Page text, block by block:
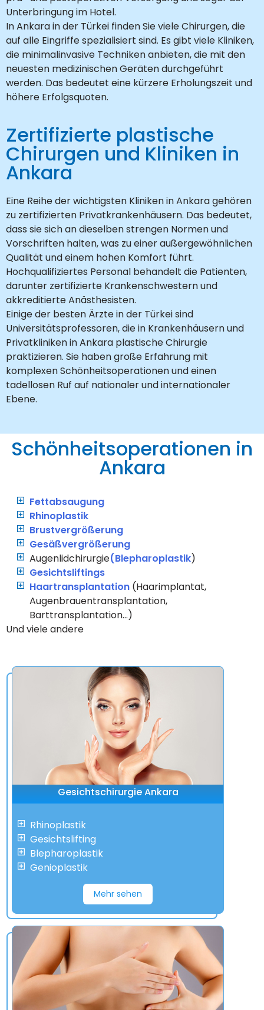
Unterbringung im Hotel.
In Ankara in der Türkei finden Sie viele Chirurgen, die
auf alle Eingriffe spezialisiert sind. Es gibt viele Kliniken,
die minimalinvasive Techniken anbieten, die mit den
neuesten medizinischen Geräten durchgeführt
werden. Das bedeutet eine kürzere Erholungszeit und
höhere Erfolgsquoten.
Zertifizierte plastische
Chirurgen und Kliniken in
Ankara
Eine Reihe der wichtigsten Kliniken in Ankara gehören
zu zertifizierten Privatkrankenhäusern. Das bedeutet,
dass sie sich an dieselben strengen Normen und
Vorschriften halten, was zu einer außergewöhnlichen
Qualität und einem hohen Komfort führt.
Hochqualifiziertes Personal behandelt die Patienten,
darunter zertifizierte Krankenschwestern und
akkreditierte Anästhesisten.
Einige der besten Ärzte in der Türkei sind
Universitätsprofessoren, die in Krankenhäusern und
Privatkliniken in Ankara plastische Chirurgie
praktizieren. Sie haben große Erfahrung mit
komplexen Schönheitsoperationen und einen
tadellosen Ruf auf nationaler und internationaler
Ebene.
Schönheitsoperationen in
Ankara
Fettabsaugung
Rhinoplastik
Brustvergrößerung
Gesäßvergrößerung
Augenlidchirurgie(Blepharoplastik)
Gesichtsliftings
Haartransplantation (Haarimplantat,
Augenbrauentransplantation,
Barttransplantation…)
Und viele andere
Gesichtschirurgie Ankara
Rhinoplastik
Gesichtslifting
Blepharoplastik
Genioplastik
Mehr sehen